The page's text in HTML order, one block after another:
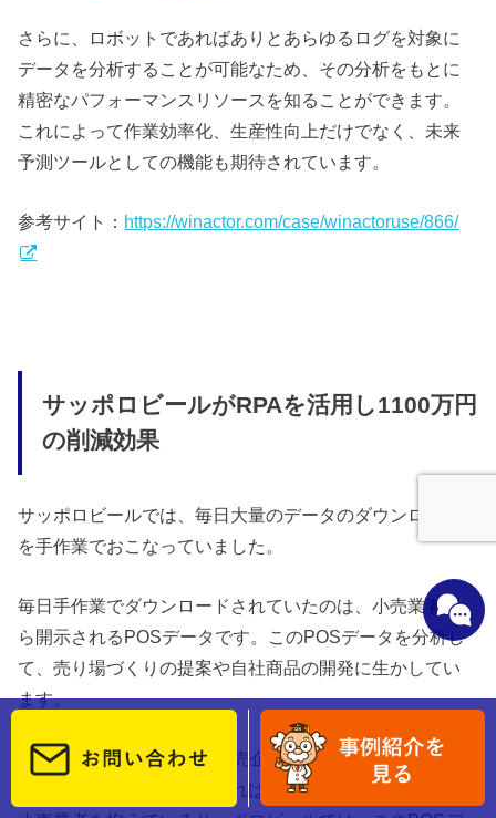
さらに、ロボットであればありとあらゆるログを対象に
データを分析することが可能なため、その分析をもとに
精密なパフォーマンスリソースを知ることができます。
これによって作業効率化、生産性向上だけでなく、未来
予測ツールとしての機能も期待されています。
参考サイト： https://winactor.com/case/winactoruse/866/
サッポロビールがRPAを活用し1100万円
の削減効果
サッポロビールでは、毎日大量のデータのダウンロード
を手作業でおこなっていました。
毎日手作業でダウンロードされていたのは、小売業者か
ら開示されるPOSデータです。このPOSデータを分析し
て、売り場づくりの提案や自社商品の開発に生かしてい
ます。
そしてPOSデータは、各小売企業の専用サイトにログイ
ンしてダウンロードしなければなりません。百数十社の